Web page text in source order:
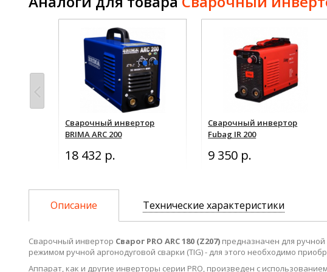
Сварочный инвертор
BRIMA ARC 200
18 432 р.
Сварочный инвертор
Fubag IR 200
9 350 р.
Описание Технические характеристики
Сварочный инвертор Сварог PRO ARC 180 (Z207) предназначен для
режимом ручной аргонодуговой сварки (TIG) - для этого необходимо
Аппарат, как и другие инверторы серии PRO, произведен с